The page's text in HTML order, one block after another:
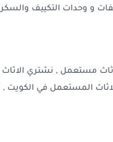
و وحدات التكييف
مستعمل , نشتري
المستعمل في الكويت ,